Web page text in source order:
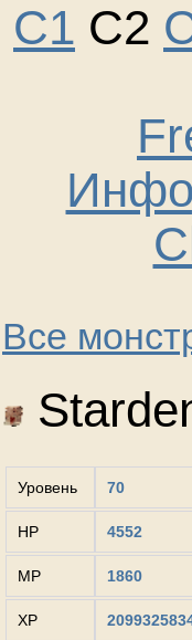
C1 C2
Все
Уровень 70
HP 4552
MP 1860
XP